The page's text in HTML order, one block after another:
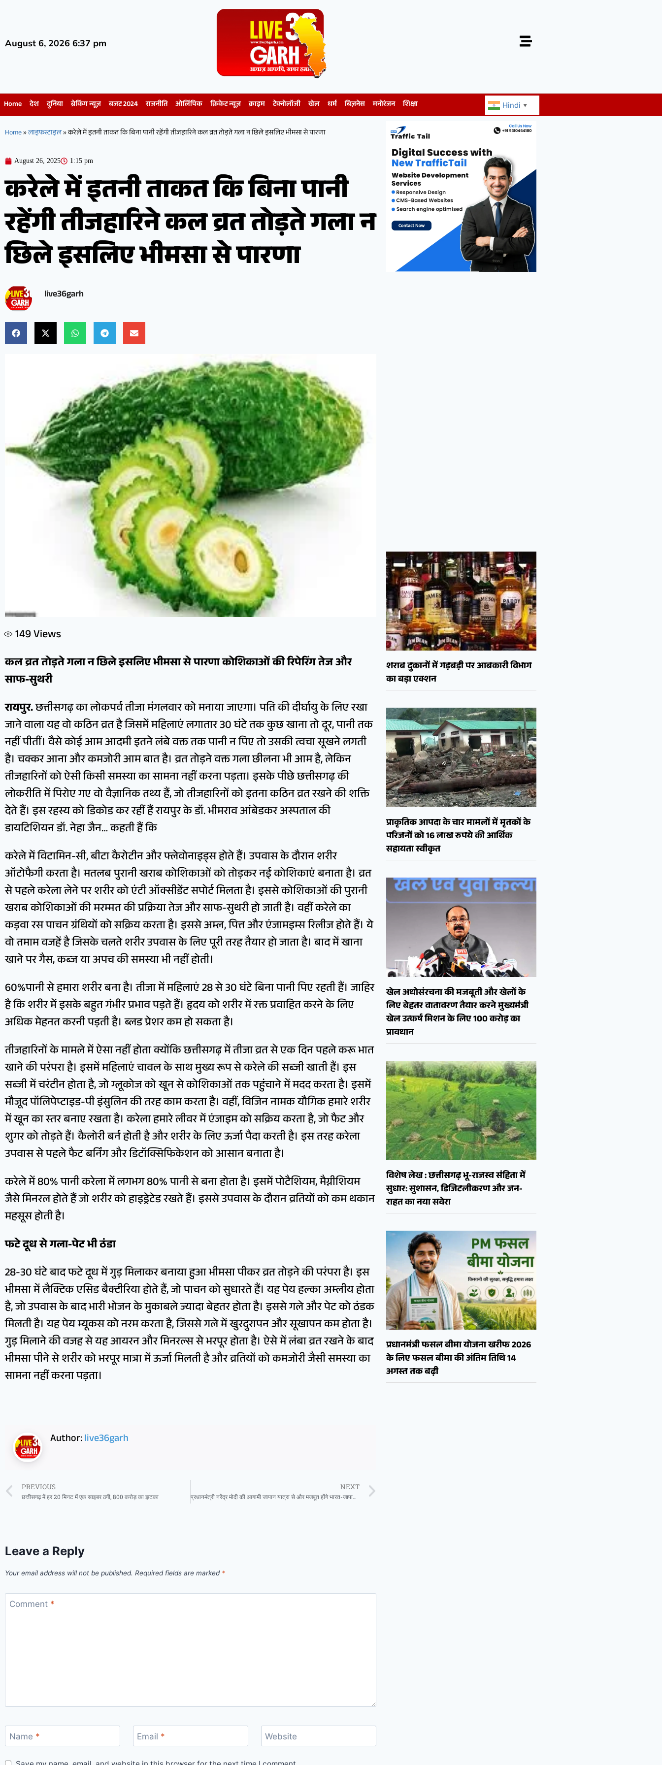
August 6, 2026 6:37 pm
Home देश दुनिया ब्रेकिंग न्यूज़ बजट 2024 राजनीति ओलिंपिक क्रिकेट न्यूज़ क्राइम टेक्नोलॉजी खेल धर्म बिज़नेस मनोरंजन शिक्षा Hindi ▼
Home»लाइफस्टाइल»करेले में इतनी ताकत कि बिना पानी रहेंगी तीजहारिने कल व्रत तोड़ते गला न छिले इसलिए भीमसा से पारणा
August 26, 2025 1:15 pm
करेले में इतनी ताकत कि बिना पानी
रहेंगी तीजहारिने कल व्रत तोड़ते गला न
छिले इसलिए भीमसा से पारणा
live36garh
149Views
कल व्रत तोड़ते गला न छिले इसलिए भीमसा से पारणाकोशिकाओं की रिपेरिंग तेज और
साफ-सुथरी
रायपुर.छत्तीसगढ़ का लोकपर्व तीजा मंगलवार को मनाया जाएगा। पति की दीर्घायु के लिए रखा
जाने वाला यह वो कठिन व्रत है जिसमें महिलाएं लगातार 30 घंटे तक कुछ खाना तो दूर, पानी तक
नहीं पीतीं। वैसे कोई आम आदमी इतने लंबे वक्त तक पानी न पिए तो उसकी त्वचा सूखने लगती
है। चक्कर आना और कमजोरी आम बात है। व्रत तोड़ने वक्त गला छीलना भी आम है, लेकिन
तीजहारिनों को ऐसी किसी समस्या का सामना नहीं करना पड़ता। इसके पीछे छत्तीसगढ़ की
लोकरीति में पिरोए गए वो वैज्ञानिक तथ्य हैं, जो तीजहारिनों को इतना कठिन व्रत रखने की शक्ति
देते हैं। इस रहस्य को डिकोड कर रहीं हैं रायपुर के डॉ. भीमराव आंबेडकर अस्पताल की
डायटिशियन डॉ. नेहा जैन… कहती हैं कि
करेले में विटामिन-सी, बीटा कैरोटीन और फ्लेवोनाइड्स होते हैं। उपवास के दौरान शरीर
ऑटोफैगी करता है। मतलब पुरानी खराब कोशिकाओं को तोड़कर नई कोशिकाएं बनाता है। व्रत
से पहले करेला लेने पर शरीर को एंटी ऑक्सीडेंट सपोर्ट मिलता है। इससे कोशिकाओं की पुरानी
खराब कोशिकाओं की मरम्मत की प्रक्रिया तेज और साफ-सुथरी हो जाती है। वहीं करेले का
कड़वा रस पाचन ग्रंथियों को सक्रिय करता है। इससे अम्ल, पित्त और एंजामइम्स रिलीज होते हैं। ये
वो तमाम वजहें है जिसके चलते शरीर उपवास के लिए पूरी तरह तैयार हो जाता है। बाद में खाना
खाने पर गैस, कब्ज या अपच की समस्या भी नहीं होती।
60%पानी से हमारा शरीर बना है। तीजा में महिलाएं 28 से 30 घंटे बिना पानी पिए रहती हैं। जाहिर
है कि शरीर में इसके बहुत गंभीर प्रभाव पड़ते हैं। हृदय को शरीर में रक्त प्रवाहित करने के लिए
अधिक मेहनत करनी पड़ती है। ब्लड प्रेशर कम हो सकता है।
तीजहारिनों के मामले में ऐसा नहीं होता क्योंकि छत्तीसगढ़ में तीजा व्रत से एक दिन पहले करू भात
खाने की परंपरा है। इसमें महिलाएं चावल के साथ मुख्य रूप से करेले की सब्जी खाती हैं। इस
सब्जी में चरंटीन होता है, जो ग्लूकोज को खून से कोशिकाओं तक पहुंचाने में मदद करता है। इसमें
मौजूद पॉलिपेप्टाइड-पी इंसुलिन की तरह काम करता है। वहीं, विजिन नामक यौगिक हमारे शरीर
में खून का स्तर बनाए रखता है। करेला हमारे लीवर में एंजाइम को सक्रिय करता है, जो फैट और
शुगर को तोड़ते हैं। कैलोरी बर्न होती है और शरीर के लिए ऊर्जा पैदा करती है। इस तरह करेला
उपवास से पहले फैट बर्निंग और डिटॉक्सिफिकेशन को आसान बनाता है।
करेले में 80% पानी करेला में लगभग 80% पानी से बना होता है। इसमें पोटैशियम, मैग्नीशियम
जैसे मिनरल होते हैं जो शरीर को हाइड्रेटेड रखते हैं। इससे उपवास के दौरान व्रतियों को कम थकान
महसूस होती है।
फटे दूध से गला-पेट भी ठंडा
28-30 घंटे बाद फटे दूध में गुड़ मिलाकर बनाया हुआ भीमसा पीकर व्रत तोड़ने की परंपरा है। इस
भीमसा में लैक्टिक एसिड बैक्टीरिया होते हैं, जो पाचन को सुधारते हैं। यह पेय हल्का अम्लीय होता
है, जो उपवास के बाद भारी भोजन के मुकाबले ज्यादा बेहतर होता है। इससे गले और पेट को ठंडक
मिलती है। यह पेय म्यूकस को नरम करता है, जिससे गले में खुरदुरापन और सूखापन कम होता है।
गुड़ मिलाने की वजह से यह आयरन और मिनरल्स से भरपूर होता है। ऐसे में लंबा व्रत रखने के बाद
भीमसा पीने से शरीर को भरपूर मात्रा में ऊर्जा मिलती है और व्रतियों को कमजोरी जैसी समस्या का
सामना नहीं करना पड़ता।
Author:live36garh
PREVIOUS
छत्तीसगढ़ में हर 20 मिनट में एक साइबर ठगी, 800 करोड़ का झटका
NEXT
प्रधानमंत्री नरेंद्र मोदी की आगामी जापान यात्रा से और मजबूत होंगे भारत-जापान संबंध: मुख्यमंत्री विष्णु देव साय
Leave a Reply
Your email address will not be published. Required fields are marked *
Comment *
Name * Email * Website
शराब दुकानों में गड़बड़ी पर आबकारी विभाग
का बड़ा एक्शन
प्राकृतिक आपदा के चार मामलों में मृतकों के
परिजनों को 16 लाख रुपये की आर्थिक
सहायता स्वीकृत
खेल अधोसंरचना की मजबूती और खेलों के
लिए बेहतर वातावरण तैयार करने मुख्यमंत्री
खेल उत्कर्ष मिशन के लिए 100 करोड़ का
प्रावधान
विशेष लेख : छत्तीसगढ़ भू-राजस्व संहिता में
सुधार: सुशासन, डिजिटलीकरण और जन-
राहत का नया सवेरा
प्रधानमंत्री फसल बीमा योजना खरीफ 2026
के लिए फसल बीमा की अंतिम तिथि 14
अगस्त तक बढ़ी